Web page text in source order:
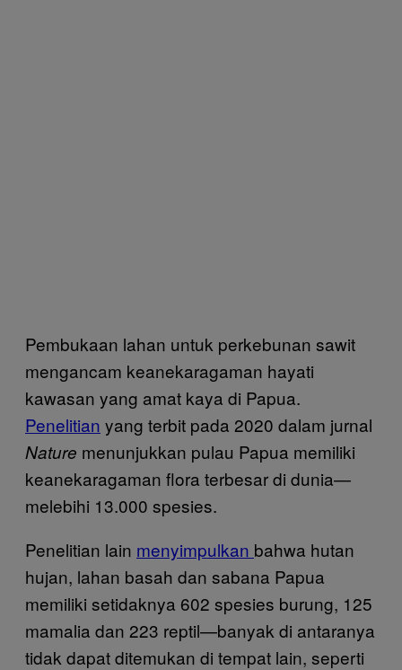
Pembukaan lahan untuk perkebunan sawit
mengancam keanekaragaman hayati
kawasan yang amat kaya di Papua.
Penelitian yang terbit pada 2020 dalam jurnal
Nature menunjukkan pulau Papua memiliki
keanekaragaman flora terbesar di dunia—
melebihi 13.000 spesies.
Penelitian lain menyimpulkan bahwa hutan
hujan, lahan basah dan sabana Papua
memiliki setidaknya 602 spesies burung, 125
mamalia dan 223 reptil—banyak di antaranya
tidak dapat ditemukan di tempat lain, seperti